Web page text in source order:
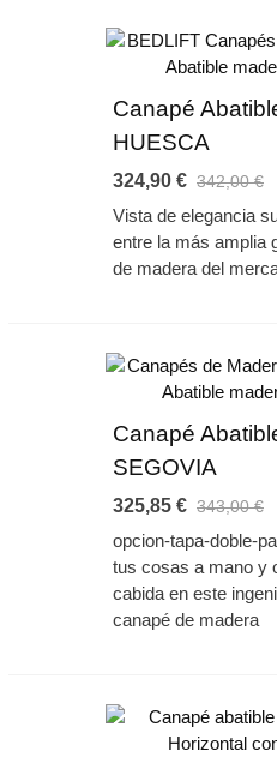
Canapé
HUESCA
324,90 € 342,00 €
Vista de elegancia
entre la más amplia
de madera del
Canapé
SEGOVIA
325,85 € 343,00 €
opcion-tapa-doble-
tus cosas a mano y
cabida en este
canapé de madera